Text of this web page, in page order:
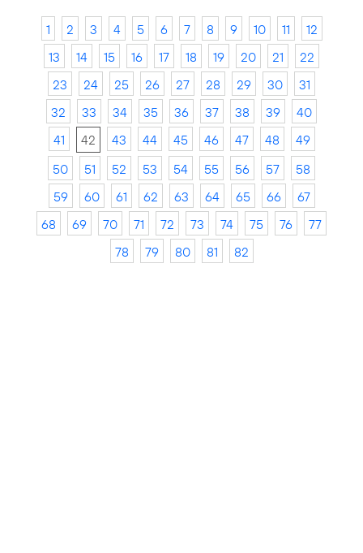
1 2 3 4 5 6 7 8 9 10 11
12
13
14 15 16 17 18 19 20 21
22
23
24 25 26 27 28 29 30
31
32
33 34 35 36 37 38 39
40
41
42 43 44 45 46 47 48
49
50
51 52 53 54 55 56 57
58
59
60 61 62 63 64 65 66
67
68
69 70 71 72 73 74 75 76
77
78
79 80 81 82